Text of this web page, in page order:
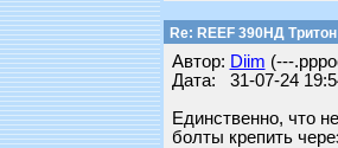
Re: REEF 390НД Тритон
Автор: Diim (---
Дата: 31-07-24
Единственно, что
болты крепить